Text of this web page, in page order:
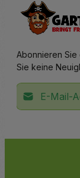
Abonnieren
Sie keine
E-Mail-Adresse*